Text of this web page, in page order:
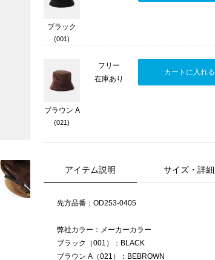
ブラック
(001)
ブラウン A
(021)
フリー
在庫あり
カートに入れる
アイテム説明 サイズ・詳細
先方品番：OD253-0405
弊社カラー：メーカーカラー
ブラック（001）：BLACK
ブラウン A（021）：BEBROWN